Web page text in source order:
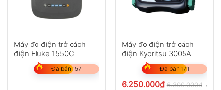
Máy đo điện trở cách
điện Fluke 1550C
Đã bán 157
Máy đo điện trở cách
điện Kyoritsu 3005A
Đã bán 171
6.250.000₫ 6.300.000₫ chưa